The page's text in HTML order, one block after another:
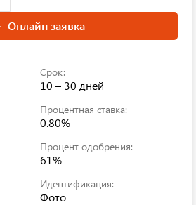
Онлайн заявка
Срок:
10 – 30 дней
Процентная ставка:
0.80%
Процент одобрения:
61%
Идентификация:
Фото